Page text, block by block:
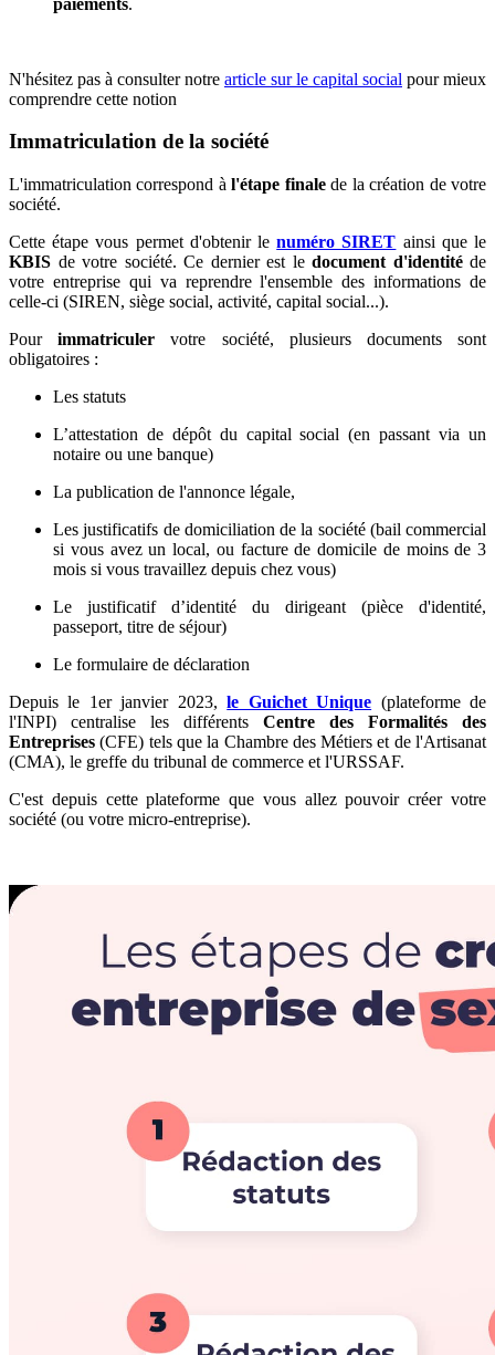
N'hésitez pas à consulter notre article sur le capital social pour mieux
comprendre cette notion
Immatriculation de la société
L'immatriculation correspond àl'étape finalede la création de votre
société.
Cette étape vous permet d'obtenir lenuméro SIRET ainsi que le
KBIS de votre société. Ce dernier est le document d'identitéde
votre entreprise qui va reprendre l'ensemble des informations de
celle-ci (SIREN, siège social, activité, capital social...).
Pourimmatriculervotre société, plusieurs documents sont
obligatoires :
Les statuts
L’attestation de dépôt du capital social (en passant via un
notaire ou une banque)
La publication de l'annonce légale,
Les justificatifs de domiciliation de la société (bail commercial
si vous avez un local, ou facture de domicile de moins de 3
mois si vous travaillez depuis chez vous)
Le justificatif d’identité du dirigeant (pièce d'identité,
passeport, titre de séjour)
Le formulaire de déclaration
Depuis le 1er janvier 2023, le Guichet Unique (plateforme de
l'INPI) centralise les différents Centre des Formalités des
Entreprises (CFE) tels que la Chambre des Métiers et de l'Artisanat
(CMA), le greffe du tribunal de commerce et l'URSSAF.
C'est depuis cette plateforme que vous allez pouvoir créer votre
société (ou votre micro-entreprise).